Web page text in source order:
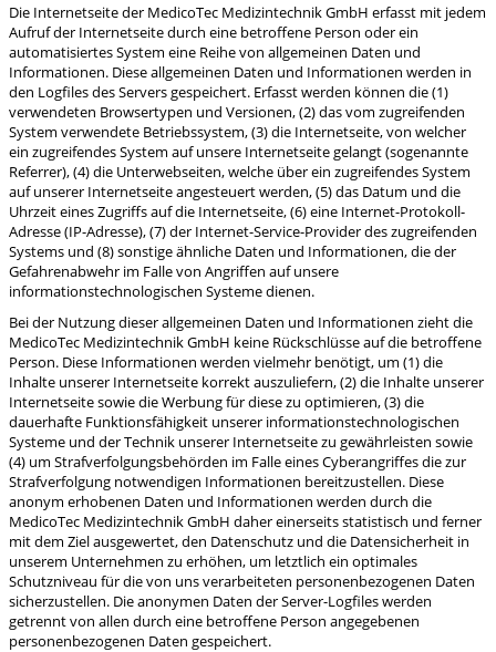
Die Internetseite der MedicoTec Medizintechnik GmbH erfasst mit jedem
Aufruf der Internetseite durch eine betroffene Person oder ein
automatisiertes System eine Reihe von allgemeinen Daten und
Informationen. Diese allgemeinen Daten und Informationen werden in
den Logfiles des Servers gespeichert. Erfasst werden können die (1)
verwendeten Browsertypen und Versionen, (2) das vom zugreifenden
System verwendete Betriebssystem, (3) die Internetseite, von welcher
ein zugreifendes System auf unsere Internetseite gelangt (sogenannte
Referrer), (4) die Unterwebseiten, welche über ein zugreifendes System
auf unserer Internetseite angesteuert werden, (5) das Datum und die
Uhrzeit eines Zugriffs auf die Internetseite, (6) eine Internet-Protokoll-
Adresse (IP-Adresse), (7) der Internet-Service-Provider des zugreifenden
Systems und (8) sonstige ähnliche Daten und Informationen, die der
Gefahrenabwehr im Falle von Angriffen auf unsere
informationstechnologischen Systeme dienen.
Bei der Nutzung dieser allgemeinen Daten und Informationen zieht die
MedicoTec Medizintechnik GmbH keine Rückschlüsse auf die betroffene
Person. Diese Informationen werden vielmehr benötigt, um (1) die
Inhalte unserer Internetseite korrekt auszuliefern, (2) die Inhalte unserer
Internetseite sowie die Werbung für diese zu optimieren, (3) die
dauerhafte Funktionsfähigkeit unserer informationstechnologischen
Systeme und der Technik unserer Internetseite zu gewährleisten sowie
(4) um Strafverfolgungsbehörden im Falle eines Cyberangriffes die zur
Strafverfolgung notwendigen Informationen bereitzustellen. Diese
anonym erhobenen Daten und Informationen werden durch die
MedicoTec Medizintechnik GmbH daher einerseits statistisch und ferner
mit dem Ziel ausgewertet, den Datenschutz und die Datensicherheit in
unserem Unternehmen zu erhöhen, um letztlich ein optimales
Schutzniveau für die von uns verarbeiteten personenbezogenen Daten
sicherzustellen. Die anonymen Daten der Server-Logfiles werden
getrennt von allen durch eine betroffene Person angegebenen
personenbezogenen Daten gespeichert.